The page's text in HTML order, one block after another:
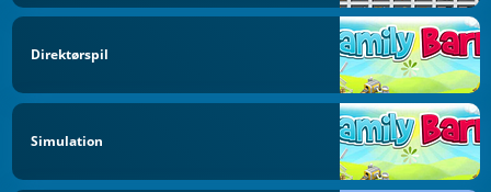
Direktørspil
Simulation